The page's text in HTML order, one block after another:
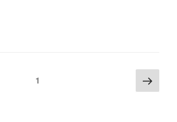
1 下
一